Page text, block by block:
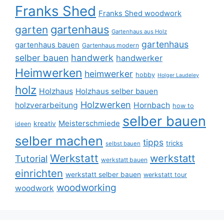
Franks Shed Franks Shed woodwork
garten gartenhaus Gartenhaus aus Holz
gartenhaus bauen Gartenhaus modern gartenhaus
selber bauen handwerk handwerker
Heimwerken heimwerker hobby Holger Laudeley
holz Holzhaus Holzhaus selber bauen
holzverarbeitung Holzwerken Hornbach how to
ideen kreativ Meisterschmiede selber bauen
selber machen selbst bauen tipps tricks
Tutorial Werkstatt werkstatt bauen werkstatt
einrichten werkstatt selber bauen werkstatt tour
woodwork woodworking